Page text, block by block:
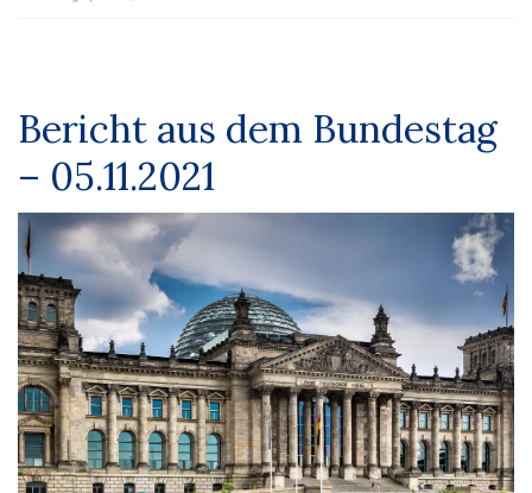
Bericht aus dem Bundestag
– 05.11.2021